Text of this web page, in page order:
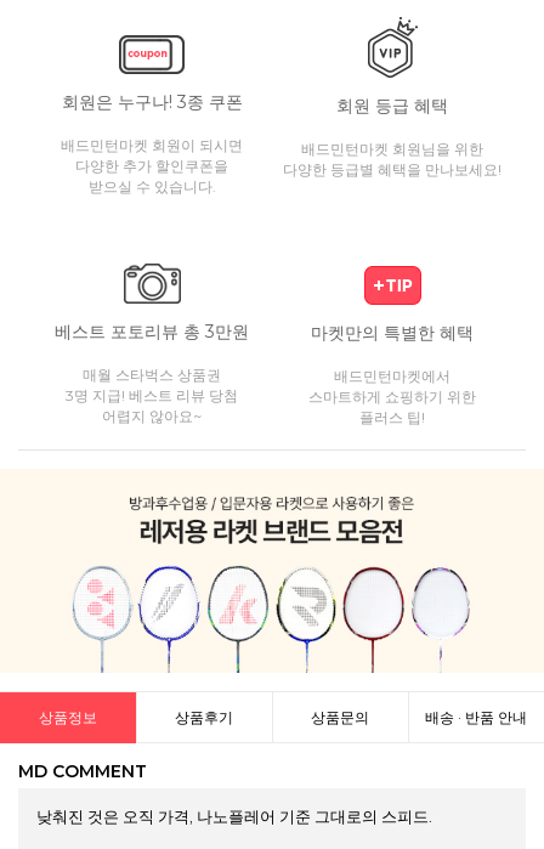
회원은 누구나! 3종 쿠폰
배드민턴마켓 회원이 되시면
다양한 추가 할인쿠폰을
받으실 수 있습니다.
회원 등급 혜택
배드민턴마켓 회원님을 위한
다양한 등급별 혜택을 만나보세요!
베스트 포토리뷰 총 3만원
매월 스타벅스 상품권
3명 지급! 베스트 리뷰 당첨
어렵지 않아요~
마켓만의 특별한 혜택
배드민턴마켓에서
스마트하게 쇼핑하기 위한
플러스 팁!
상품정보 상품후기 상품문의 배송 · 반품 안내
MD COMMENT
낮춰진 것은 오직 가격, 나노플레어 기준 그대로의 스피드.